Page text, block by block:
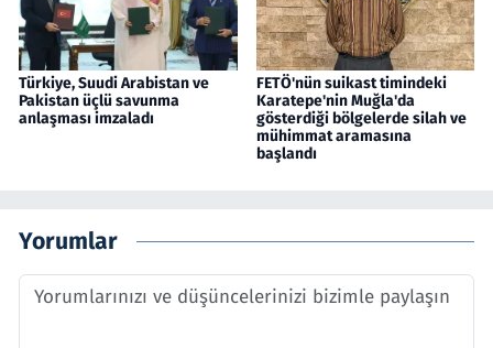
Türkiye, Suudi Arabistan ve
Pakistan üçlü savunma
anlaşması imzaladı
FETÖ'nün suikast timindeki
Karatepe'nin Muğla'da
gösterdiği bölgelerde silah ve
mühimmat aramasına
başlandı
Yorumlar